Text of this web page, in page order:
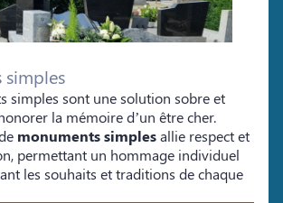
simples
simples sont une solution sobre et
la mémoire d’un être cher.
monuments simplesallie respect et
permettant un hommage individuel
les souhaits et traditions de chaque